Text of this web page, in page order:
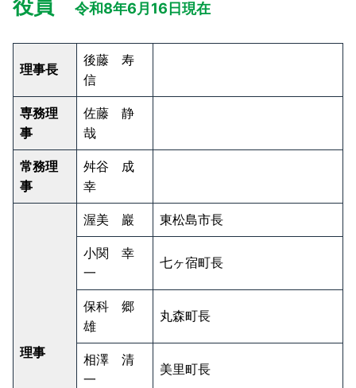
役員 令和8年6月16日現在
理事長
後藤 寿
信
専務理
事
佐藤 静
哉
常務理
事
舛谷 成
幸
理事
渥美 巖 東松島市長
小関 幸
一
七ヶ宿町長
保科 郷
雄
丸森町長
相澤 清
一
美里町長